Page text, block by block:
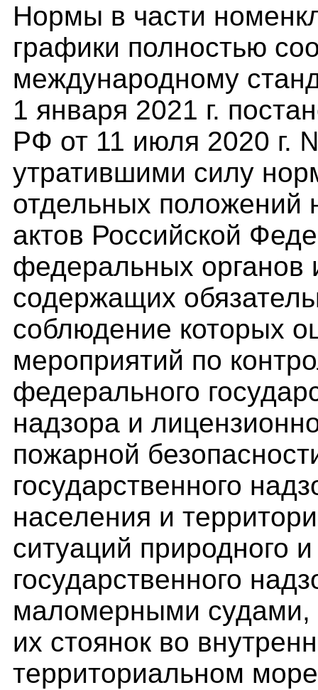
Нормы в части
графики полностью
международному
1 января 2021 г.
РФ от 11 июля 2020 г.
утратившими силу
отдельных положений
актов Российской
федеральных органов
содержащих
соблюдение которых
мероприятий по
федерального
надзора и
пожарной
государственного
населения и
ситуаций природного
государственного
маломерными судами,
их стоянок во
территориальном